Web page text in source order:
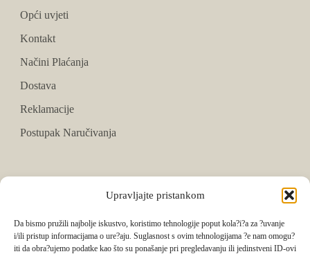
Upravljajte pristankom
Da bismo pružili najbolje iskustvo, koristimo tehnologije poput kola?i?a za ?uvanje
i/ili pristup informacijama o ure?aju. Suglasnost s ovim tehnologijama ?e nam omogu?
iti da obra?ujemo podatke kao što su ponašanje pri pregledavanju ili jedinstveni ID-ovi
Opći uvjeti
Kontakt
Načini Plaćanja
Dostava
Reklamacije
Postupak Naručivanja
Instagram